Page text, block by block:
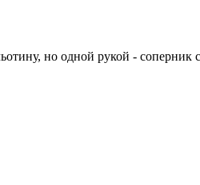
но одной рукой - соперник